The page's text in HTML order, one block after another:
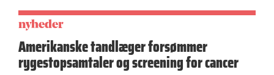
nyheder
Amerikanske tandlæger forsømmer
rygestopsamtaler og screening for cancer